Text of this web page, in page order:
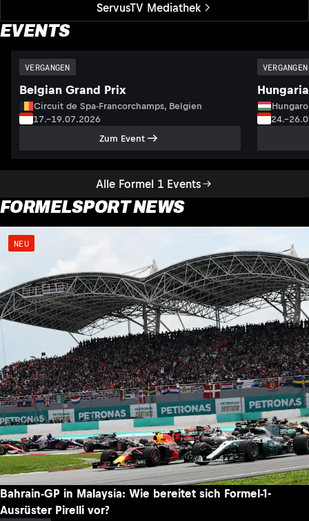
ServusTV Mediathek
EVENTS
Alle Formel 1 Events
VERGANGEN
Belgian Grand Prix
Circuit de Spa-Francorchamps, Belgien
17.–19.07.2026
Zum Event
VERGANGEN
FORMELSPORT NEWS
NEU
Bahrain-GP in Malaysia: Wie bereitet sich Formel-1-
Ausrüster Pirelli vor?